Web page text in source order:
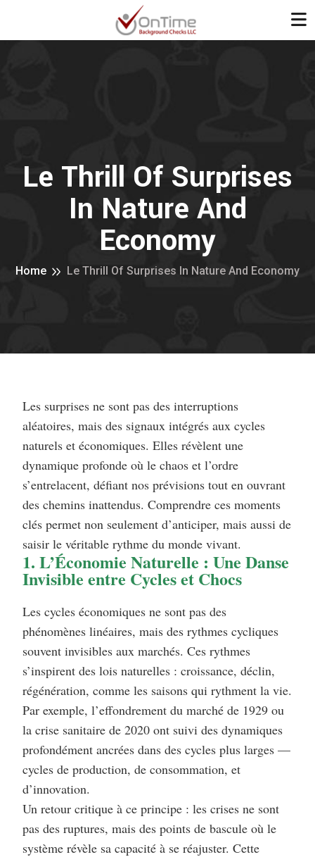
Le Thrill Of Surprises
In Nature And
Economy
Home Le Thrill Of Surprises In Nature And Economy
Les surprises ne sont pas des interruptions
aléatoires, mais des signaux intégrés aux cycles
naturels et économiques. Elles révèlent une
dynamique profonde où le chaos et l’ordre
s’entrelacent, défiant nos prévisions tout en ouvrant
des chemins inattendus. Comprendre ces moments
clés permet non seulement d’anticiper, mais aussi de
saisir le véritable rythme du monde vivant.
1. L’Économie Naturelle : Une Danse
Invisible entre Cycles et Chocs
Les cycles économiques ne sont pas des
phénomènes linéaires, mais des rythmes cycliques
souvent invisibles aux marchés. Ces rythmes
s’inspirent des lois naturelles : croissance, déclin,
régénération, comme les saisons qui rythment la vie.
Par exemple, l’effondrement du marché de 1929 ou
la crise sanitaire de 2020 ont suivi des dynamiques
profondément ancrées dans des cycles plus larges —
cycles de production, de consommation, et
d’innovation.
Un retour critique à ce principe : les crises ne sont
pas des ruptures, mais des points de bascule où le
système révèle sa capacité à se réajuster. Cette